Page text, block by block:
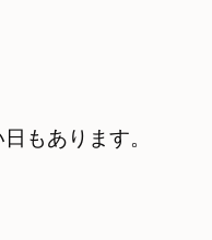
もあります。